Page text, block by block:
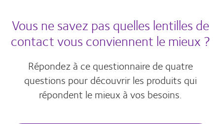
Vous ne savez pas quelles lentilles de
contact vous conviennent le mieux ?
Répondez à ce questionnaire de quatre
questions pour découvrir les produits qui
répondent le mieux à vos besoins.